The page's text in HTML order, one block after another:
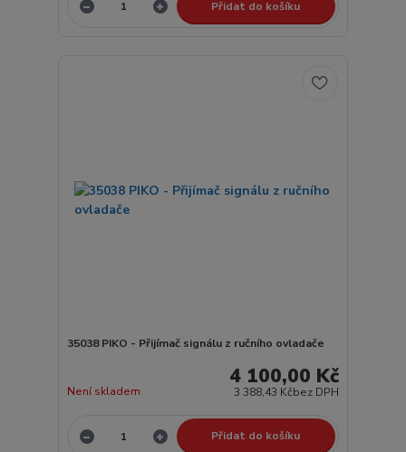
Přidat do košíku
35038 PIKO - Přijímač signálu z ručního ovladače
4 100,00 Kč
3 388,43 Kčbez DPH
Není skladem
Přidat do košíku